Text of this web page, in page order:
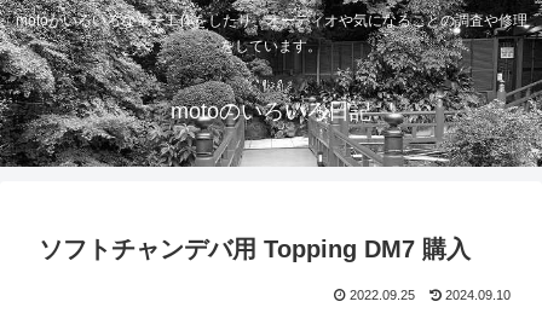
motoがいろいろな電子工作をしたり、オーディオや気になることの調査や修理
をしています。
motoのいろいろ日記
ソフトチャンデバ用 Topping DM7 購入
2022.09.25 2024.09.10